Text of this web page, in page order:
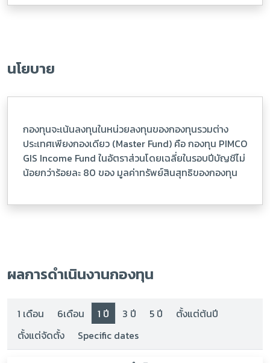
นโยบาย
กองทุนจะเน้นลงทุนในหน่วยลงทุนของกองทุนรวมต่าง
ประเทศเพียงกองเดียว (Master Fund) คือ กองทุน PIMCO
GIS Income Fund ในอัตราส่วนโดยเฉลี่ยในรอบปีบัญชีไม่
น้อยกว่าร้อยละ 80 ของ มูลค่าทรัพย์สินสุทธิของกองทุน
ผลการดำเนินงานกองทุน
1 เดือน 6เดือน 1 ปี 3 ปี 5 ปี
ตั้งแต่ต้นปี
ตั้งแต่จัดตั้ง
Specific dates